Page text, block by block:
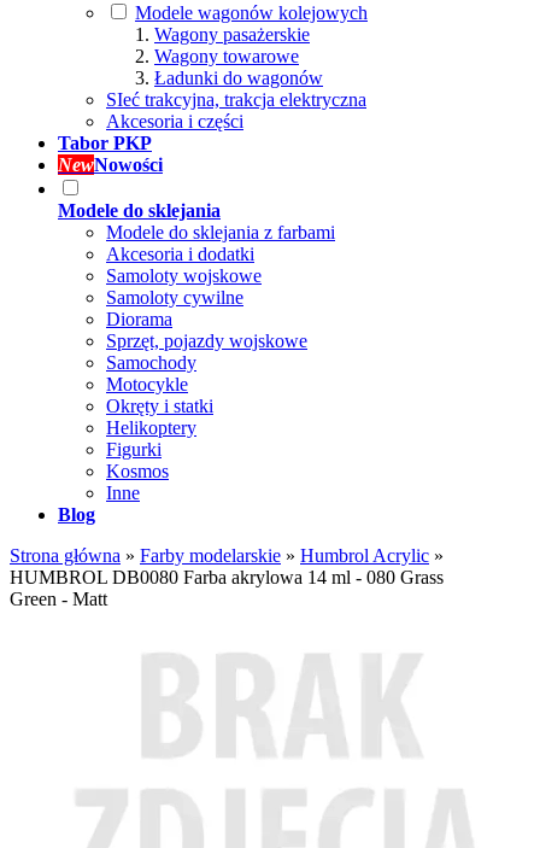
Modele wagonów kolejowych
Wagony pasażerskie
Wagony towarowe
Ładunki do wagonów
SIeć trakcyjna, trakcja elektryczna
Akcesoria i części
Tabor PKP
NewNowości
Modele do sklejania
Modele do sklejania z farbami
Akcesoria i dodatki
Samoloty wojskowe
Samoloty cywilne
Diorama
Sprzęt, pojazdy wojskowe
Samochody
Motocykle
Okręty i statki
Helikoptery
Figurki
Kosmos
Inne
Blog
Strona główna » Farby modelarskie » Humbrol Acrylic »
HUMBROL DB0080 Farba akrylowa 14 ml - 080 Grass
Green - Matt